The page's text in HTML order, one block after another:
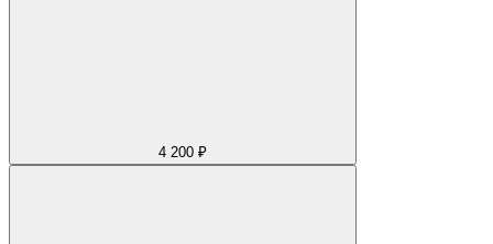
4 200 ₽